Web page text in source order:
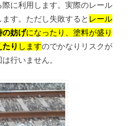
に利用します。実際のレール
す。ただし失敗すると レール
の妨げになったり、塗料が盛り
り しますのでかなりリスクが
行いません。